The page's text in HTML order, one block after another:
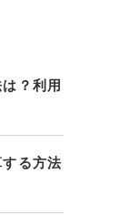
？利用
る方法